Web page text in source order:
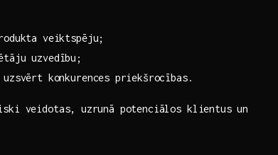
veiktspēju;
uzvedību;
‌konkurences ⁣priekšrocības.
veidotas,⁣ uzrunā potenciālos klientus un